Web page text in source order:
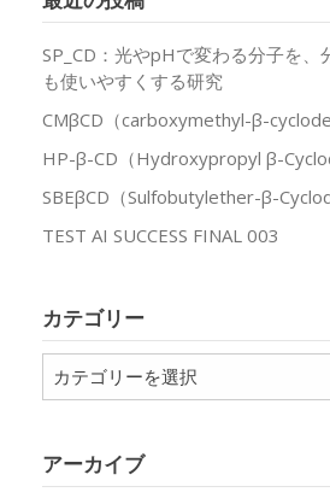
SP_CD：光やpHで変わる分子を、
も使いやすくする研究
CMβCD（carboxymethyl-β-
HP-β-CD（Hydroxypropyl β-
SBEβCD（Sulfobutylether-β-
TEST AI SUCCESS FINAL 003
カテゴリー
テ
ー
アーカイブ